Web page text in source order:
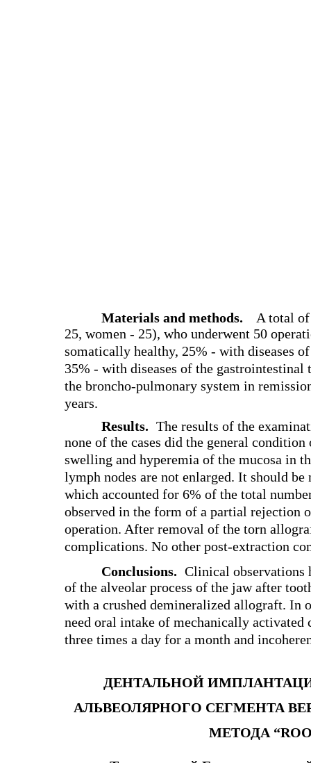
Materials and methods.
A total
25, women - 25), who underwent 50
somatically healthy, 25% - with diseases
35% - with diseases of the
the broncho-pulmonary system in
years.
Results. The results of the
none of the cases did the general
swelling and hyperemia of the mucosa in
lymph nodes are not enlarged. It should
which accounted for 6% of the total
observed in the form of a partial rejection
operation. After removal of the torn
complications. No other post-extraction
Conclusions. Clinical observations
of the alveolar process of the jaw after
with a crushed demineralized allograft. In
need oral intake of mechanically activated
three times a day for a month and
ДЕНТАЛЬНОЙ
АЛЬВЕОЛЯРНОГО СЕГМЕНТА
МЕТОДА